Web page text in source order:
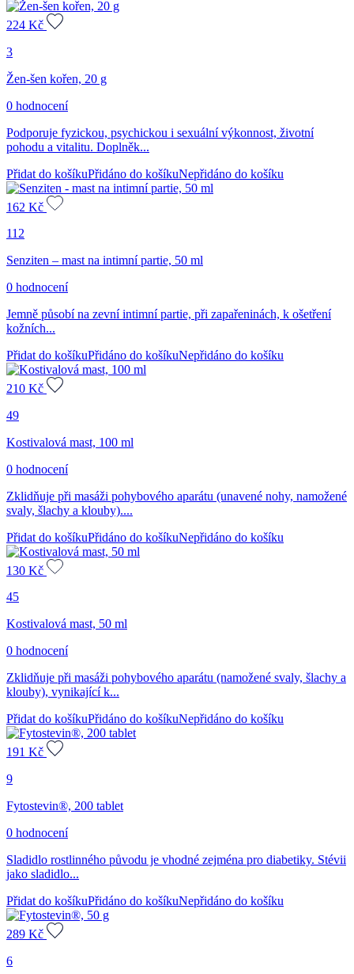
224 Kč
3
Žen-šen kořen, 20 g
0 hodnocení
Podporuje fyzickou, psychickou i sexuální výkonnost, životní
pohodu a vitalitu. Doplněk...
Přidat do košíkuPřidáno do košíkuNepřidáno do košíku
162 Kč
112
Senziten – mast na intimní partie, 50 ml
0 hodnocení
Jemně působí na zevní intimní partie, při zapařeninách, k ošetření
kožních...
Přidat do košíkuPřidáno do košíkuNepřidáno do košíku
210 Kč
49
Kostivalová mast, 100 ml
0 hodnocení
Zklidňuje při masáži pohybového aparátu (unavené nohy, namožené
svaly, šlachy a klouby)....
Přidat do košíkuPřidáno do košíkuNepřidáno do košíku
130 Kč
45
Kostivalová mast, 50 ml
0 hodnocení
Zklidňuje při masáži pohybového aparátu (namožené svaly, šlachy a
klouby), vynikající k...
Přidat do košíkuPřidáno do košíkuNepřidáno do košíku
191 Kč
9
Fytostevin®, 200 tablet
0 hodnocení
Sladidlo rostlinného původu je vhodné zejména pro diabetiky. Stévii
jako sladidlo...
Přidat do košíkuPřidáno do košíkuNepřidáno do košíku
289 Kč
6